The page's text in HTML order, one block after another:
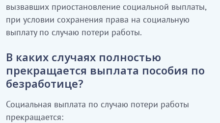
вызвавших приостановление социальной выплаты,
при условии сохранения права на социальную
выплату по случаю потери работы.
В каких случаях полностью
прекращается выплата пособия по
безработице?
Социальная выплата по случаю потери работы
прекращается: